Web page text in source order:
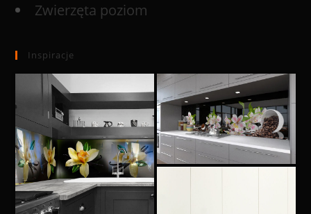
Zwierzęta poziom
Inspiracje